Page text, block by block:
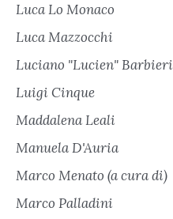
Luca Lo Monaco
Luca Mazzocchi
Luciano "Lucien" Barbieri
Luigi Cinque
Maddalena Leali
Manuela D'Auria
Marco Menato (a cura di)
Marco Palladini